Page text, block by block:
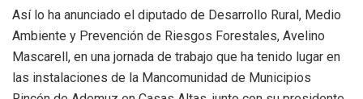
Así lo ha anunciado el diputado de Desarrollo Rural, Medio
Ambiente y Prevención de Riesgos Forestales, Avelino
Mascarell, en una jornada de trabajo que ha tenido lugar en
las instalaciones de la Mancomunidad de Municipios